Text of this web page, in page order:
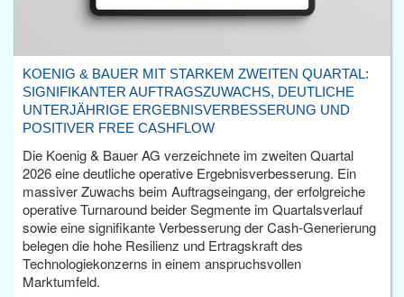
KOENIG & BAUER MIT STARKEM ZWEITEN QUARTAL:
SIGNIFIKANTER AUFTRAGSZUWACHS, DEUTLICHE
UNTERJÄHRIGE ERGEBNISVERBESSERUNG UND
POSITIVER FREE CASHFLOW
Die Koenig & Bauer AG verzeichnete im zweiten Quartal
2026 eine deutliche operative Ergebnisverbesserung. Ein
massiver Zuwachs beim Auftragseingang, der erfolgreiche
operative Turnaround beider Segmente im Quartalsverlauf
sowie eine signifikante Verbesserung der Cash-Generierung
belegen die hohe Resilienz und Ertragskraft des
Technologiekonzerns in einem anspruchsvollen
Marktumfeld.